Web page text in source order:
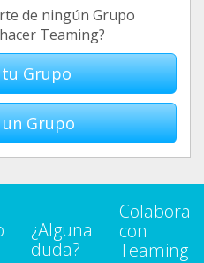
de ningún Grupo
Teaming?
Grupo
Grupo
¿Alguna
duda?
Colabora
con
Teaming